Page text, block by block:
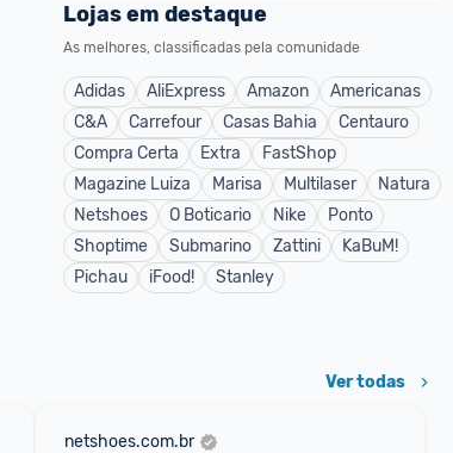
Lojas em destaque
As melhores, classificadas pela comunidade
Adidas AliExpress Amazon
Americanas
C&A
Carrefour Casas Bahia
Centauro
Compra Certa
Extra
FastShop
Magazine Luiza
Marisa Multilaser
Natura
Netshoes
O Boticario Nike
Ponto
Shoptime
Submarino Zattini
KaBuM!
Pichau
iFood! Stanley
Ver todas
netshoes.com.br